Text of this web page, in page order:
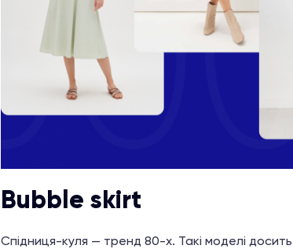
Bubble skirt
Спідниця-куля — тренд 80-х. Такі моделі